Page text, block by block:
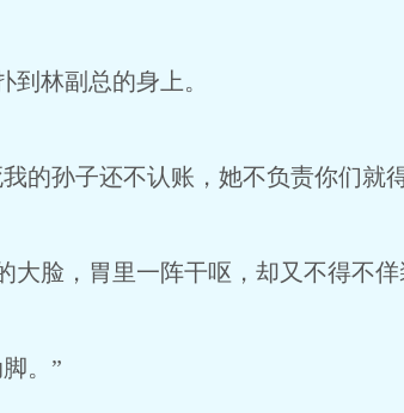
林副总的身上。
的孙子还不认账，她不负责你们就
大脸，胃里一阵干呕，却又不得不
。”